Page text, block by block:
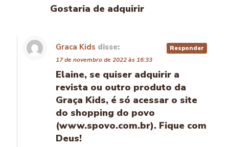
Gostaria de adquirir
Graca Kids disse:
17 de novembro de 2022 às 16:33
Elaine, se quiser adquirir a
revista ou outro produto da
Graça Kids, é só acessar o site
do shopping do povo
(www.spovo.com.br). Fique com
Deus!
Responder